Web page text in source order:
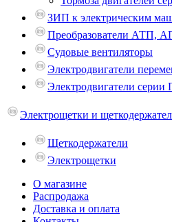
ЗИП к электрическим
Преобразователи АТП,
Судовые вентиляторы
Электродвигатели
Электродвигатели серии
Электрощетки и
Щеткодержатели
Электрощетки
О магазине
Распродажа
Доставка и оплата